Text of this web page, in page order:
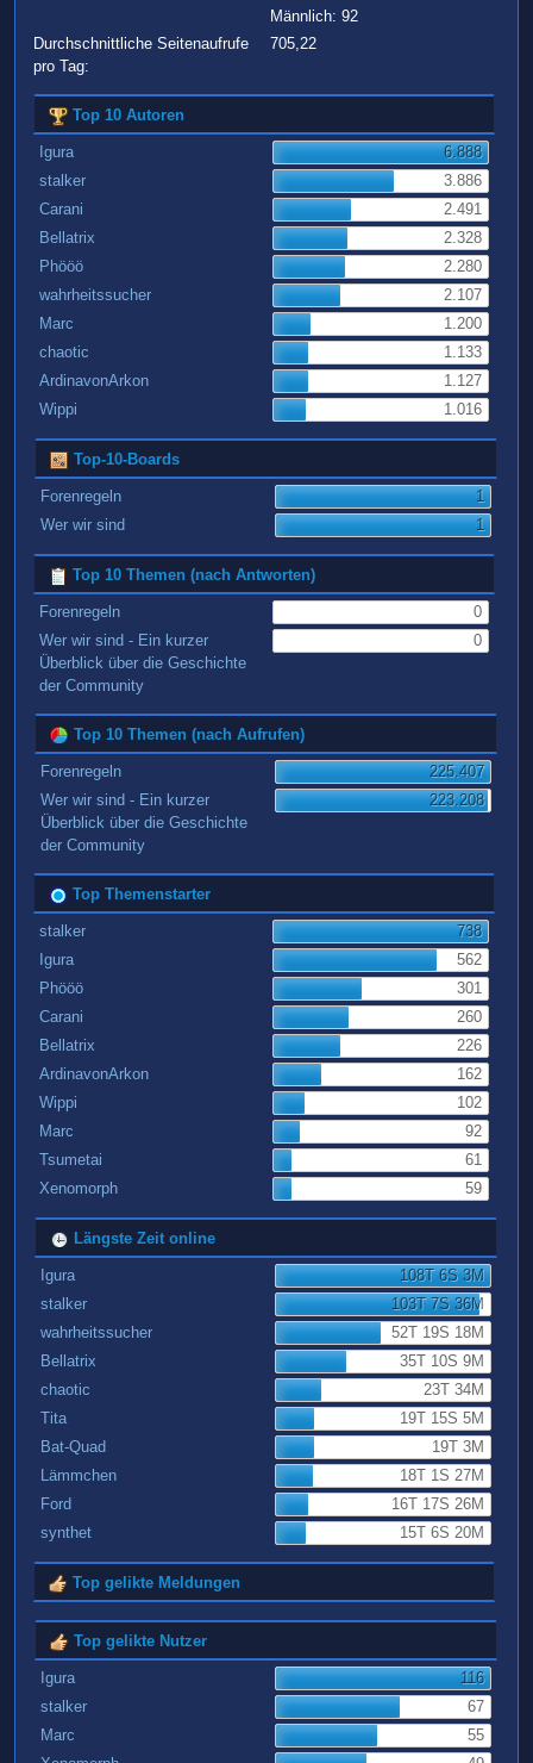
Männlich: 92
Durchschnittliche Seitenaufrufe
pro Tag:
705,22
Top 10 Autoren
Igura
6.888
stalker
3.886
Carani
2.491
Bellatrix
2.328
Phööö
2.280
wahrheitssucher
2.107
Marc
1.200
chaotic
1.133
ArdinavonArkon
1.127
Wippi
1.016
Top-10-Boards
Forenregeln
1
Wer wir sind
1
Top 10 Themen (nach Antworten)
Forenregeln
0
Wer wir sind - Ein kurzer
Überblick über die Geschichte
der Community
0
Top 10 Themen (nach Aufrufen)
Forenregeln
225.407
Wer wir sind - Ein kurzer
Überblick über die Geschichte
der Community
223.208
Top Themenstarter
stalker
738
Igura
562
Phööö
301
Carani
260
Bellatrix
226
ArdinavonArkon
162
Wippi
102
Marc
92
Tsumetai
61
Xenomorph
59
Längste Zeit online
Igura
108T 6S 3M
stalker
103T 7S 36M
wahrheitssucher
52T 19S 18M
Bellatrix
35T 10S 9M
chaotic
23T 34M
Tita
19T 15S 5M
Bat-Quad
19T 3M
Lämmchen
18T 1S 27M
Ford
16T 17S 26M
synthet
15T 6S 20M
Top gelikte Meldungen
Top gelikte Nutzer
Igura
116
stalker
67
Marc
55